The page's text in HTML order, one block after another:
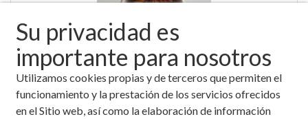
Su privacidad es
importante para nosotros
Utilizamos cookies propias y de terceros que permiten el
funcionamiento y la prestación de los servicios ofrecidos
en el Sitio web, así como la elaboración de información
"BITS" versión saludable